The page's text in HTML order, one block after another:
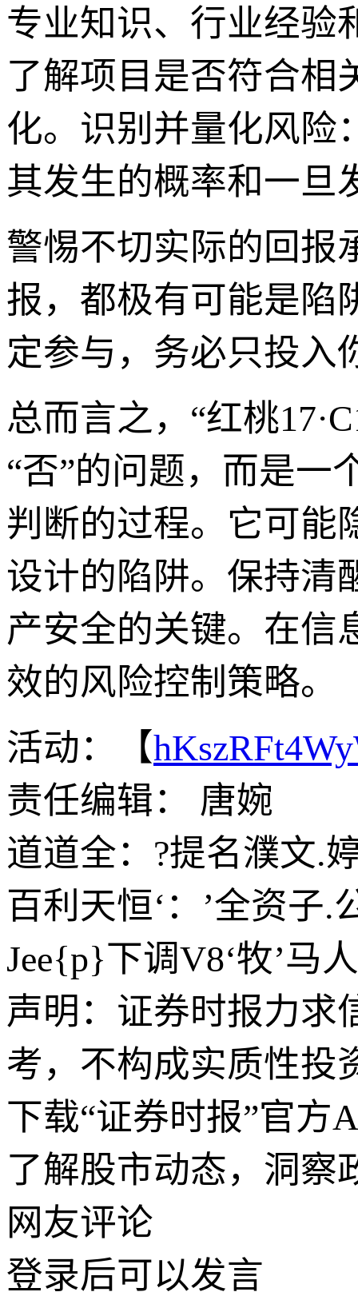
专业知识、行业经验
了解项目是否符合相
化。识别并量化风险
其发生的概率和一旦
警惕不切实际的回报
报，都极有可能是陷
定参与，务必只投入
总而言之，“红桃
“否”的问题，而是一
判断的过程。它可能
设计的陷阱。保持清
产安全的关键。在信
效的风险控制策略。
活动：【
责任编辑： 唐婉
道道全：?提名濮文.
百利天恒‘：’全资子
Jee{p}下调V8‘牧’马
声明：证券时报力求
考，不构成实质性投
下载“证券时报”官方
了解股市动态，洞察
网友评论
登录后可以发言